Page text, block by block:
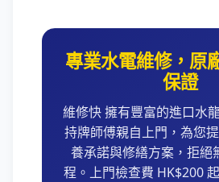
專業水電維修，原
保證
維修快 擁有豐富的進口水
持牌師傅親自上門，為您
養承諾與修繕方案，拒絕
程。上門檢查費 HK$200